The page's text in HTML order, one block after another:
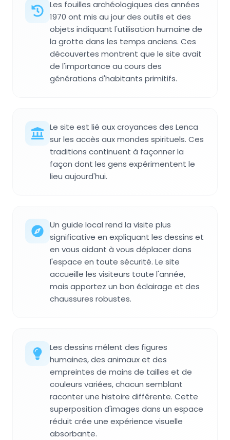
Les fouilles archéologiques des années
1970 ont mis au jour des outils et des
objets indiquant l'utilisation humaine de
la grotte dans les temps anciens. Ces
découvertes montrent que le site avait
de l'importance au cours des
générations d'habitants primitifs.
Le site est lié aux croyances des Lenca
sur les accès aux mondes spirituels. Ces
traditions continuent à façonner la
façon dont les gens expérimentent le
lieu aujourd'hui.
Un guide local rend la visite plus
significative en expliquant les dessins et
en vous aidant à vous déplacer dans
l'espace en toute sécurité. Le site
accueille les visiteurs toute l'année,
mais apportez un bon éclairage et des
chaussures robustes.
Les dessins mêlent des figures
humaines, des animaux et des
empreintes de mains de tailles et de
couleurs variées, chacun semblant
raconter une histoire différente. Cette
superposition d'images dans un espace
réduit crée une expérience visuelle
absorbante.